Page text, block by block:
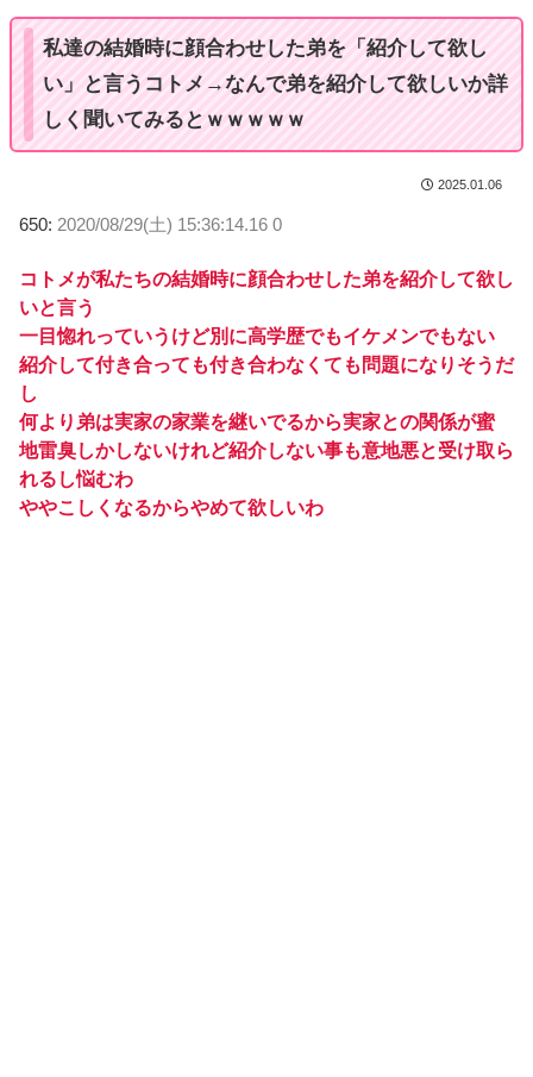
私達の結婚時に顔合わせした弟を「紹介して欲し
い」と言うコトメ→なんで弟を紹介して欲しいか詳
しく聞いてみるとｗｗｗｗｗ
2025.01.06
650: 2020/08/29(土) 15:36:14.16 0
コトメが私たちの結婚時に顔合わせした弟を紹介して欲し
いと言う
一目惚れっていうけど別に高学歴でもイケメンでもない
紹介して付き合っても付き合わなくても問題になりそうだ
し
何より弟は実家の家業を継いでるから実家との関係が蜜
地雷臭しかしないけれど紹介しない事も意地悪と受け取ら
れるし悩むわ
ややこしくなるからやめて欲しいわ